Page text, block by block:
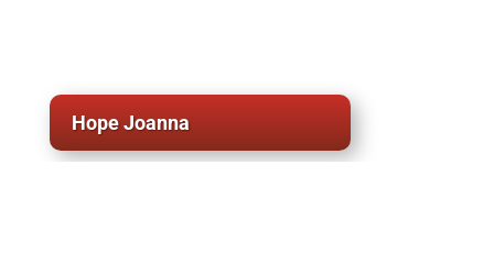
Hope Joanna